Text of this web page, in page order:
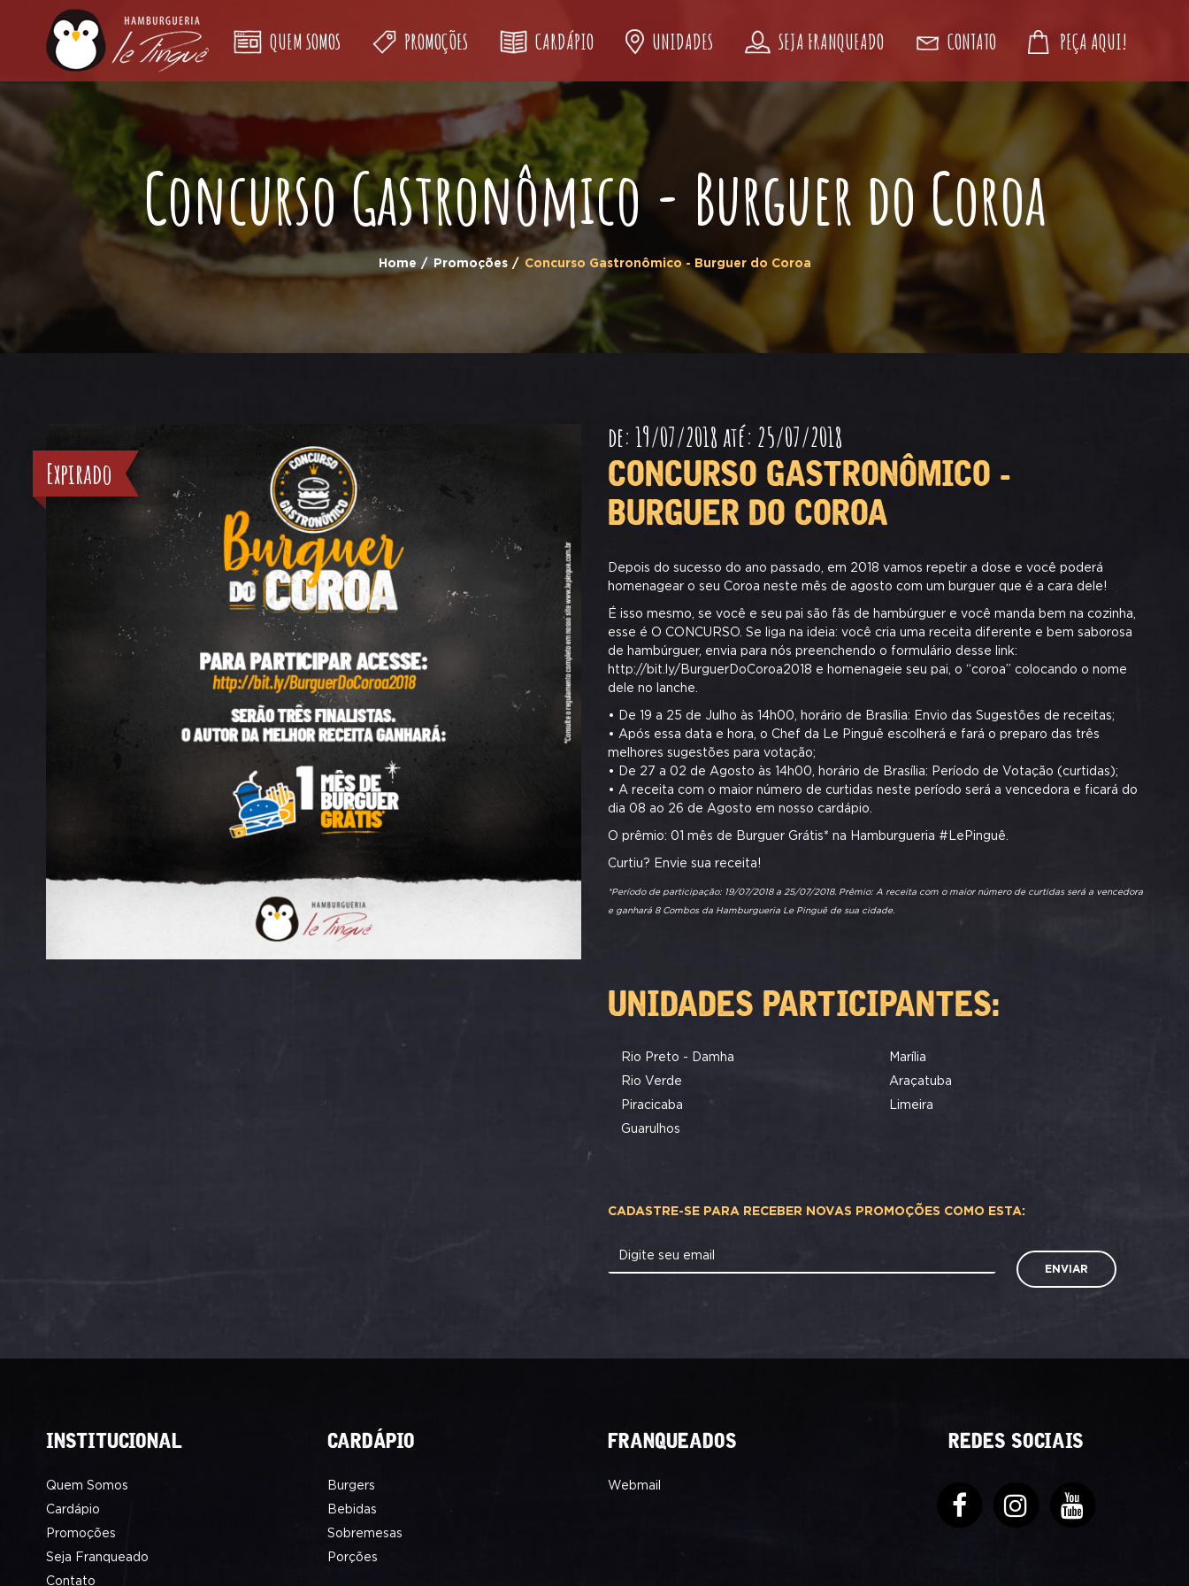
QUEM SOMOS PROMOÇÕES CARDÁPIO UNIDADES SEJA FRANQUEADO CONTATO PEÇA AQUI!
Concurso Gastronômico - Burguer do Coroa
Home Promoções Concurso Gastronômico - Burguer do Coroa
de: 19/07/2018 até: 25/07/2018
CONCURSO GASTRONÔMICO -
BURGUER DO COROA
Depois do sucesso do ano passado, em 2018 vamos repetir a dose e você poderá
homenagear o seu Coroa neste mês de agosto com um burguer que é a cara dele!
É isso mesmo, se você e seu pai são fãs de hambúrguer e você manda bem na cozinha,
esse é O CONCURSO. Se liga na ideia: você cria uma receita diferente e bem saborosa
de hambúrguer, envia para nós preenchendo o formulário desse link:
http://bit.ly/BurguerDoCoroa2018 e homenageie seu pai, o “coroa” colocando o nome
dele no lanche.
• De 19 a 25 de Julho às 14h00, horário de Brasília: Envio das Sugestões de receitas;
• Após essa data e hora, o Chef da Le Pinguê escolherá e fará o preparo das três
melhores sugestões para votação;
• De 27 a 02 de Agosto às 14h00, horário de Brasília: Período de Votação (curtidas);
• A receita com o maior número de curtidas neste período será a vencedora e ficará do
dia 08 ao 26 de Agosto em nosso cardápio.
O prêmio: 01 mês de Burguer Grátis* na Hamburgueria #LePinguê.
Curtiu? Envie sua receita!
*Período de participação: 19/07/2018 a 25/07/2018. Prêmio: A receita com o maior número de curtidas será a vencedora
e ganhará 8 Combos da Hamburgueria Le Pinguê de sua cidade.
UNIDADES PARTICIPANTES:
Rio Preto - Damha
Marília
Rio Verde
Araçatuba
Piracicaba
Limeira
Guarulhos
CADASTRE-SE PARA RECEBER NOVAS PROMOÇÕES COMO ESTA:
Digite seu email
ENVIAR
Expirado
INSTITUCIONAL
Quem Somos
Cardápio
Promoções
Seja Franqueado
Contato
CARDÁPIO
Burgers
Bebidas
Sobremesas
Porções
FRANQUEADOS
Webmail
REDES SOCIAIS